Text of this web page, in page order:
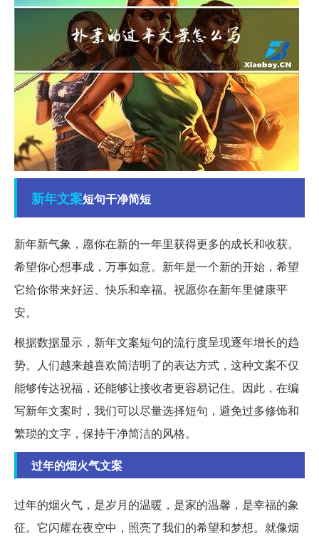
新年文案短句干净简短
新年新气象，愿你在新的一年里获得更多的成长和收获。
希望你心想事成，万事如意。新年是一个新的开始，希望
它给你带来好运、快乐和幸福。祝愿你在新年里健康平
安。
根据数据显示，新年文案短句的流行度呈现逐年增长的趋
势。人们越来越喜欢简洁明了的表达方式，这种文案不仅
能够传达祝福，还能够让接收者更容易记住。因此，在编
写新年文案时，我们可以尽量选择短句，避免过多修饰和
繁琐的文字，保持干净简洁的风格。
过年的烟火气文案
过年的烟火气，是岁月的温暖，是家的温馨，是幸福的象
征。它闪耀在夜空中，照亮了我们的希望和梦想。就像烟